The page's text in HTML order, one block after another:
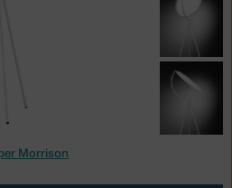
Morrison